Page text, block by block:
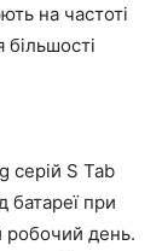
на частоті
більшості
серій S Tab
батареї при
робочий день.